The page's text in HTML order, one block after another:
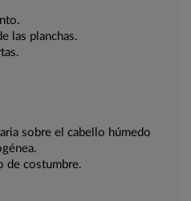
las planchas.
sobre el cabello húmedo
de costumbre.